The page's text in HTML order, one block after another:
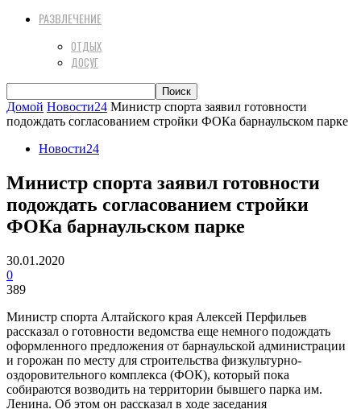
РАЗВЛЕЧЕНИЕ
ОТДЫХ
ДОСУГ
Домой Новости24 Министр спорта заявил готовности
подождать согласованием стройки ФОКа барнаульском парке
Новости24
Министр спорта заявил готовности
подождать согласованием стройки
ФОКа барнаульском парке
30.01.2020
0
389
Министр спорта Алтайского края Алексей Перфильев
рассказал о готовности ведомства еще немного подождать
оформленного предложения от барнаульской администрации
и горожан по месту для строительства физкультурно-
оздоровительного комплекса (ФОК), который пока
собираются возводить на территории бывшего парка им.
Ленина. Об этом он рассказал в ходе заседания